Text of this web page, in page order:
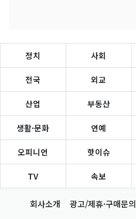
정치 사회
전국 외교
산업 부동산
생활·문화 연예
오피니언 핫이슈
TV 속보
회사소개 광고/제휴·구매문의